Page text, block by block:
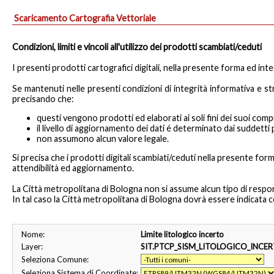
Scaricamento Cartografia Vettoriale
Condizioni, limiti e vincoli all'utilizzo dei prodotti scambiati/ceduti
I presenti prodotti cartografici digitali, nella presente forma ed
Se mantenuti nelle presenti condizioni di integrità informativa e
precisando che:
questi vengono prodotti ed elaborati ai soli fini dei suoi
il livello di aggiornamento dei dati é determinato dai
non assumono alcun valore legale.
Si precisa che i prodotti digitali scambiati/ceduti nella presente
attendibilità ed aggiornamento.
La Città metropolitana di Bologna non si assume alcun tipo di
In tal caso la Città metropolitana di Bologna dovrà essere
Nome:
Limite litologico incerto
Layer:
Seleziona Comune: